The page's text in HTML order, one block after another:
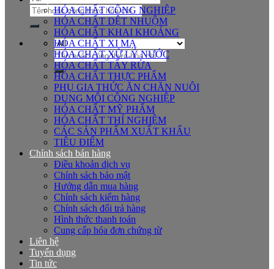
Tìm
kiếm:
Tìm
kiếm:
HÓA CHẤT CÔNG NGHIỆP
HÓA CHẤT DỆT NHUỘM
HÓA CHẤT KHAI KHOÁNG
HÓA CHẤT XI MẠ
HÓA CHẤT XỬ LÝ NƯỚC
HÓA CHẤT TẨY RỬA
HÓA CHẤT THỰC PHẨM
PHỤ GIA THỨC ĂN CHĂN NUÔI
DUNG MÔI CÔNG NGHIỆP
HÓA CHẤT MỸ PHẨM
HÓA CHẤT THÍ NGHIỆM
CÁC SẢN PHẨM XUẤT KHẨU
TIÊU ĐIỂM
Chính sách bán hàng
Điều khoản dịch vụ
Chính sách bảo mật
Hướng dẫn mua hàng
Chính sách kiểm hàng
Chính sách đổi trả hàng
Hình thức thanh toán
Cung cấp hóa đơn chứng từ
Liên hệ
Tuyển dụng
Tin tức